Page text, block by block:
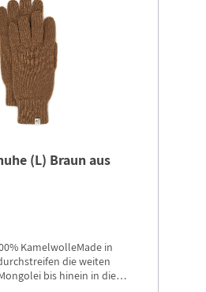
(L) Braun aus
KamelwolleMade in
die weiten
bis hinein in die